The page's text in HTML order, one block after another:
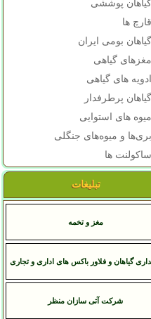
گیاهان پوششی
قارچ ها
گیاهان بومی ایران
مغزهای گیاهی
ادویه های گیاهی
گیاهان پرطرفدار
میوه های استوایی
بری‌ها و میوه‌های جنگلی
ساکولنت ها
تبلیغات
مغز و تخمه
گیاهان و فلاور باکس های اداری و تجاری
شرکت آتی سازان منظر